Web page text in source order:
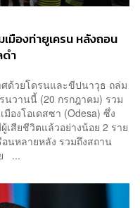
มืองท่ายูเครน หลังถอน
ำ
ศด้วยโดรนและขีปนาวุธ ถล่ม
นวานนี้ (20 กรกฎาคม) รวม
มืองโอเดสซา (Odesa) ซึ่ง
เสียชีวิตแล้วอย่างน้อย 2 ราย
อนหลายหลัง รวมถึงสถาน
...